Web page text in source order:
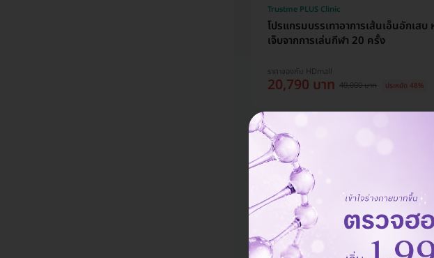
โปรแกรมบรรเทาอาการเส้นเอ็นอักเสบ
เจ็บจากการเล่นกีฬา 20 ครั้ง
Trustme PLUS Clinic
ราคาจองกับ HDmall
20,790 บาท 40,000 บาท ประหยัด 48%
โปรแกรมกายภาพบำบัด บรรเทาอาการป
Trustme PLUS Clinic
ราคาจองกับ HDmall
1,782 บาท 2,000 บาท ประหยัด 11%